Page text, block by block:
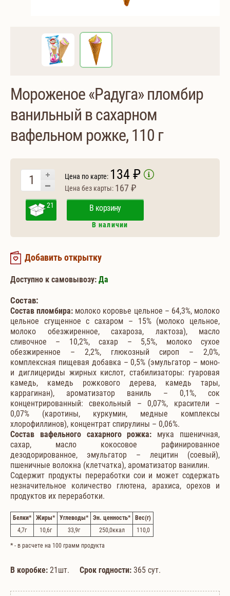
Мороженое «Радуга» пломбир
ванильный в сахарном
вафельном рожке, 110 г
Цена по карте: 134 ₽
Цена без карты: 167 ₽
21 В корзину
В наличии
Добавить открытку
Доступно к самовывозу: Да
Состав:
Состав пломбира: молоко коровье цельное – 64,3%, молоко
цельное сгущенное с сахаром – 15% (молоко цельное,
молоко обезжиренное, сахароза, лактоза), масло
сливочное – 10,2%, сахар – 5,5%, молоко сухое
обезжиренное – 2,2%, глюкозный сироп – 2,0%,
комплексная пищевая добавка – 0,5% (эмульгатор – моно-
и диглицериды жирных кислот, стабилизаторы: гуаровая
камедь, камедь рожкового дерева, камедь тары,
каррагинан), ароматизатор ваниль – 0,1%, сок
концентрированный: свекольный – 0,07%, красители –
0,07% (каротины, куркумин, медные комплексы
хлорофиллинов), концентрат спирулины – 0,06%.
Состав вафельного сахарного рожка: мука пшеничная,
сахар, масло кокосовое рафинированное
дезодорированное, эмульгатор – лецитин (соевый),
пшеничные волокна (клетчатка), ароматизатор ванилин.
Содержит продукты переработки сои и может содержать
незначительное количество глютена, арахиса, орехов и
продуктов их переработки.
Белки* Жиры* Углеводы* Эн. ценность* Вес(г)
4,7г 10,6г 33,9г 250,0ккал 110,0
*- в расчете на 100 грамм продукта
В коробке: 21шт. Срок годности: 365 сут.